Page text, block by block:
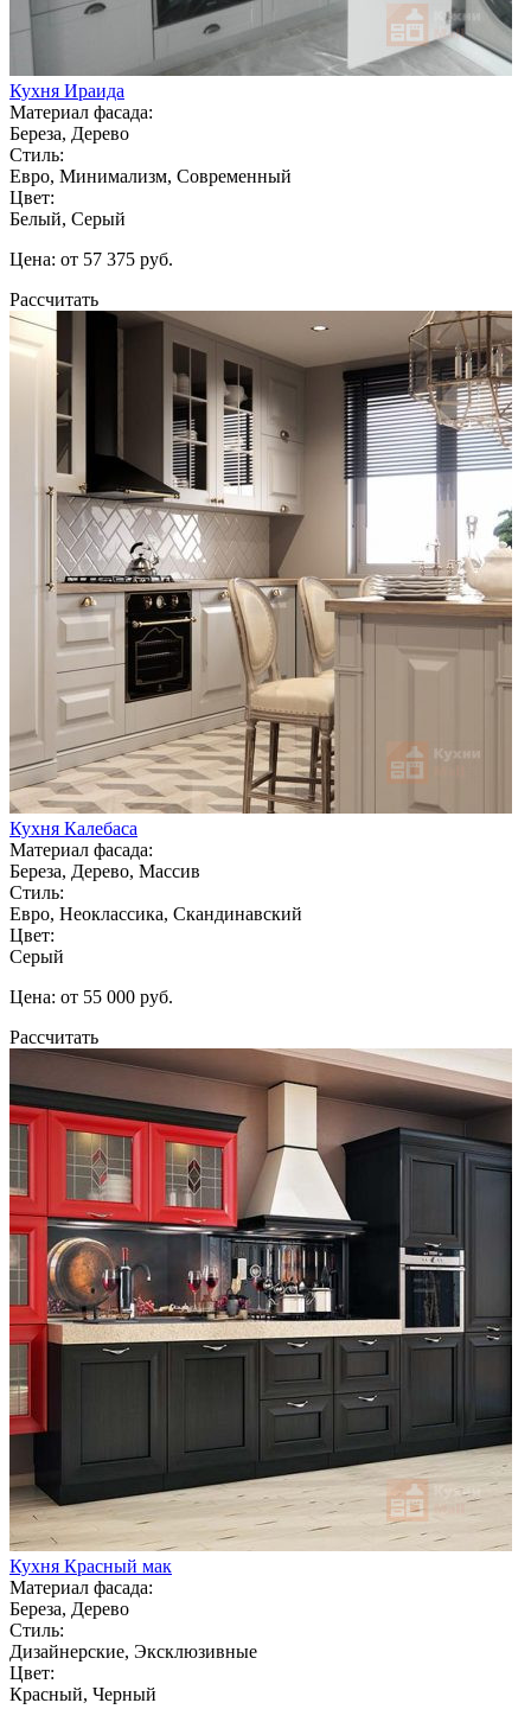
Кухня Ираида
Материал фасада:
Береза, Дерево
Стиль:
Евро, Минимализм, Современный
Цвет:
Белый, Серый
Цена: от 57 375 руб.
Рассчитать
Кухня Калебаса
Материал фасада:
Береза, Дерево, Массив
Стиль:
Евро, Неоклассика, Скандинавский
Цвет:
Серый
Цена: от 55 000 руб.
Рассчитать
Кухня Красный мак
Материал фасада:
Береза, Дерево
Стиль:
Дизайнерские, Эксклюзивные
Цвет:
Красный, Черный